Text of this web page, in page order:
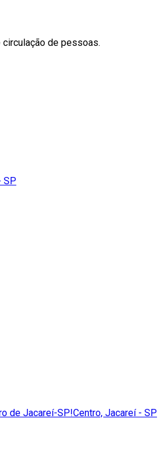
de pessoas.
SP
de Jacareí-SP!Centro, Jacareí - SP